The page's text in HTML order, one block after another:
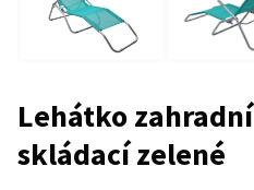
Lehátko zahradní
skládací zelené